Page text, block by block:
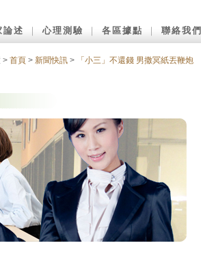
論述 ｜心理測驗 各區據點 聯絡我們
> 首頁 > 新聞快訊 > 「小三」不還錢 男撒冥紙丟鞭炮